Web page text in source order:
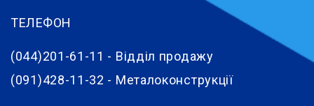
ТЕЛЕФОН
(044)201-61-11 - Відділ продажу
(091)428-11-32 - Металоконструкції